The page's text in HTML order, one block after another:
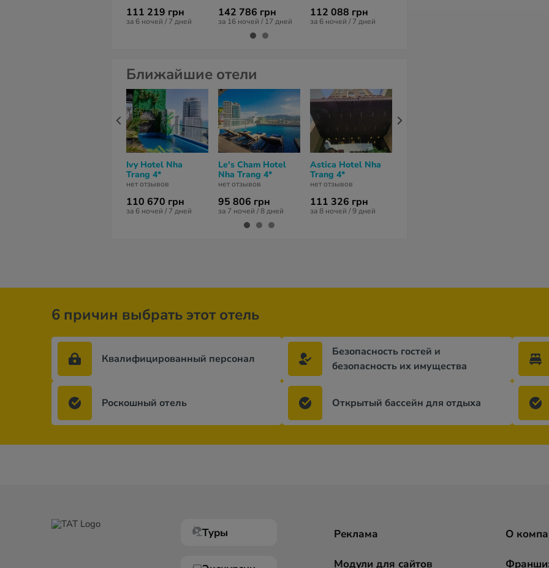
111 219 грн
за 6 ночей / 7 дней
142 786 грн
за 16 ночей / 17 дней
112 088 грн
за 6 ночей / 7 дней
Ближайшие отели
Ivy Hotel Nha
Trang 4*
нет отзывов
110 670 грн
за 6 ночей / 7 дней
Le's Cham Hotel
Nha Trang 4*
нет отзывов
95 806 грн
за 7 ночей / 8 дней
Astica Hotel Nha
Trang 4*
нет отзывов
111 326 грн
за 8 ночей / 9 дней
6 причин выбрать этот отель
Квалифицированный персонал
Безопасность гостей и
безопасность их имущества
Роскошный отель Открытый бассейн для отдыха
Туры Реклама
Модули для сайтов
О